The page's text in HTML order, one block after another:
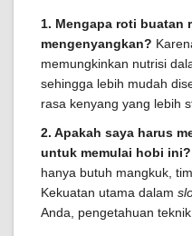
1. Mengapa roti buatan
mengenyangkan?
memungkinkan nutrisi
sehingga lebih mudah
rasa kenyang yang lebih
2. Apakah saya harus
untuk memulai hobi ini?
hanya butuh mangkuk,
Kekuatan utama dalam
Anda, pengetahuan